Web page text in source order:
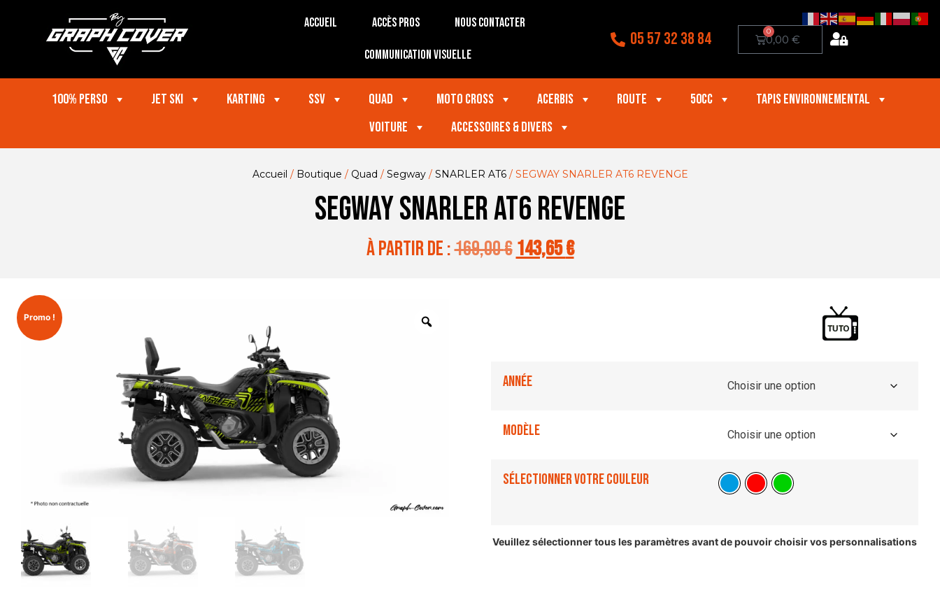
Accueil Accès Pros Nous contacter
Communication visuelle
05 57 32 38 84 0,00 €
0
100% perso Jet ski Karting SSV Quad Moto Cross Acerbis Route 50cc
Tapis Environnemental
VOITURE
Accessoires & divers
Accueil / Boutique / Quad / Segway/ SNARLER AT6/ SEGWAY SNARLER AT6 REVENGE
SEGWAY SNARLER AT6 REVENGE
à partir de :169,00€ 143,65€
Promo !
Année
Modèle
Sélectionner votre couleur
Veuillez sélectionner tous les paramètres avant de pouvoir choisir vos personnalisations